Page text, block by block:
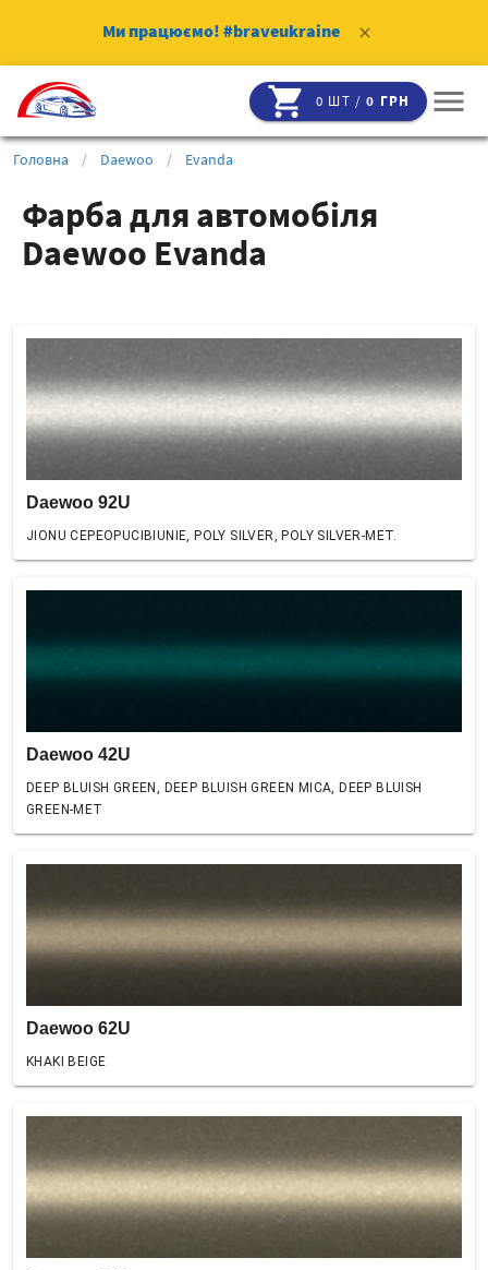
Ми працюємо! #braveukraine clear
shopping_cart 0 ШТ /0 ГРН menu
Головна / Daewoo / Evanda
Фарба для автомобіля
Daewoo Evanda
Daewoo 92U
JIONU CEPEOPUCIBIUNIE, POLY SILVER, POLY SILVER-MET.
Daewoo 42U
DEEP BLUISH GREEN, DEEP BLUISH GREEN MICA, DEEP BLUISH
GREEN-MET
Daewoo 62U
KHAKI BEIGE